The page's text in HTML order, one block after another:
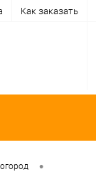
Как заказать
•